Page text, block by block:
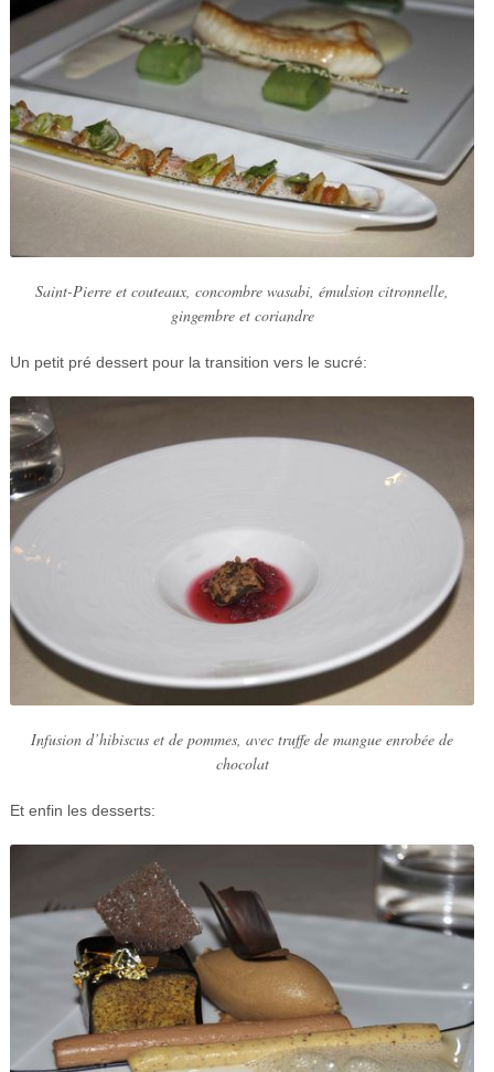
Saint-Pierre et couteaux, concombre wasabi, émulsion citronnelle,
gingembre et coriandre
Un petit pré dessert pour la transition vers le sucré:
Infusion d’hibiscus et de pommes, avec truffe de mangue enrobée de
chocolat
Et enfin les desserts: